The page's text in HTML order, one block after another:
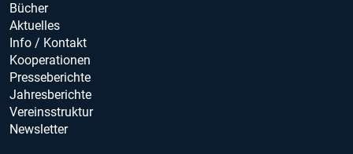
Bücher
Aktuelles
Info / Kontakt
Kooperationen
Presseberichte
Jahresberichte
Vereinsstruktur
Newsletter